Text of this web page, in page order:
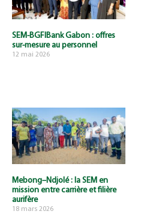
SEM-BGFIBank Gabon : offres
sur-mesure au personnel
12 mai 2026
Mebong–Ndjolé : la SEM en
mission entre carrière et filière
aurifère
18 mars 2026